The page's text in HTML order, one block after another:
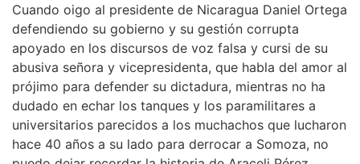
Cuando oigo al presidente de Nicaragua Daniel Ortega
defendiendo su gobierno y su gestión corrupta
apoyado en los discursos de voz falsa y cursi de su
abusiva señora y vicepresidenta, que habla del amor al
prójimo para defender su dictadura, mientras no ha
dudado en echar los tanques y los paramilitares a
universitarios parecidos a los muchachos que lucharon
hace 40 años a su lado para derrocar a Somoza, no